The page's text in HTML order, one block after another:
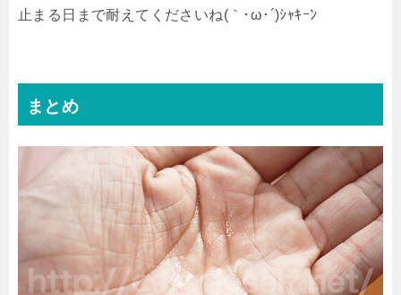
止まる日まで耐えてくださいね(｀･ω･´)ｼｬｷｰﾝ
まとめ